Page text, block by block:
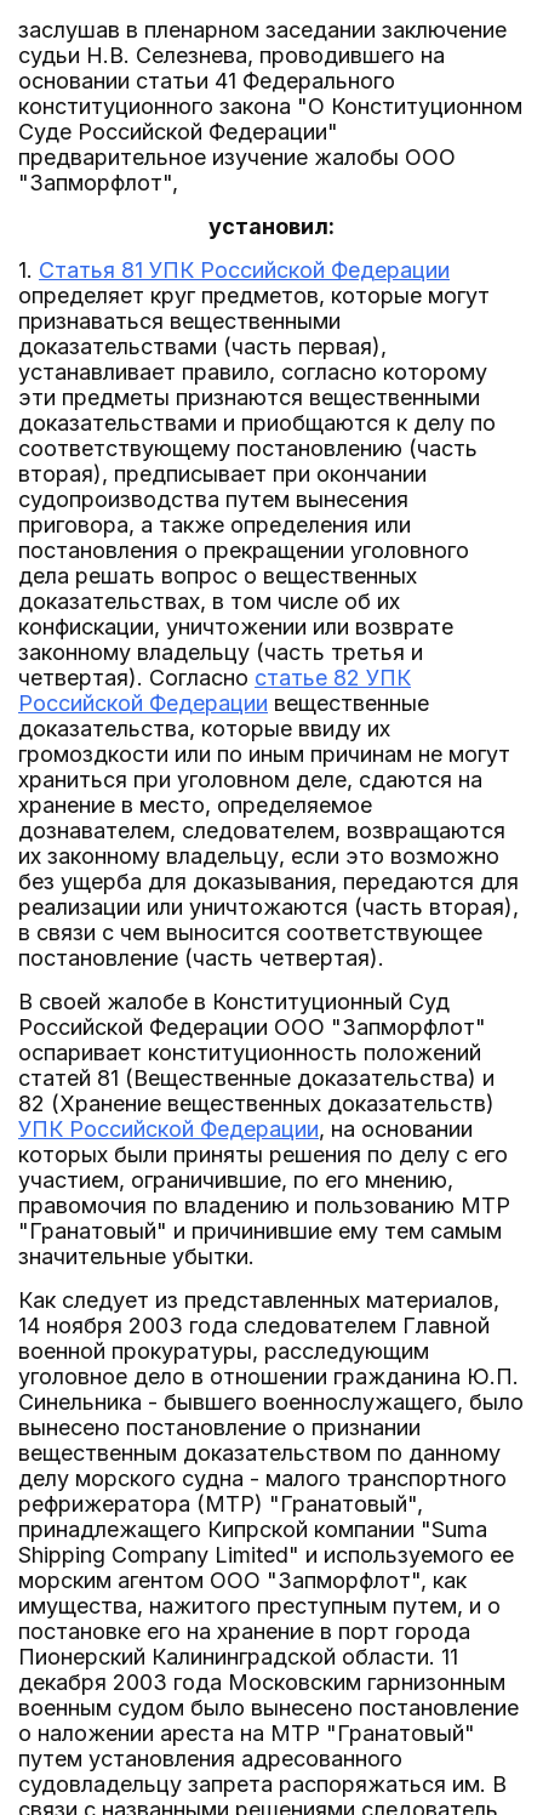
заслушав в пленарном заседании заключение
судьи Н.В. Селезнева, проводившего на
основании статьи 41 Федерального
конституционного закона "О Конституционном
Суде Российской Федерации"
предварительное изучение жалобы ООО
"Запморфлот",
установил:
1. Статья 81 УПК Российской Федерации
определяет круг предметов, которые могут
признаваться вещественными
доказательствами (часть первая),
устанавливает правило, согласно которому
эти предметы признаются вещественными
доказательствами и приобщаются к делу по
соответствующему постановлению (часть
вторая), предписывает при окончании
судопроизводства путем вынесения
приговора, а также определения или
постановления о прекращении уголовного
дела решать вопрос о вещественных
доказательствах, в том числе об их
конфискации, уничтожении или возврате
законному владельцу (часть третья и
четвертая). Согласно статье 82 УПК
Российской Федерации вещественные
доказательства, которые ввиду их
громоздкости или по иным причинам не могут
храниться при уголовном деле, сдаются на
хранение в место, определяемое
дознавателем, следователем, возвращаются
их законному владельцу, если это возможно
без ущерба для доказывания, передаются для
реализации или уничтожаются (часть вторая),
в связи с чем выносится соответствующее
постановление (часть четвертая).
В своей жалобе в Конституционный Суд
Российской Федерации ООО "Запморфлот"
оспаривает конституционность положений
статей 81 (Вещественные доказательства) и
82 (Хранение вещественных доказательств)
УПК Российской Федерации, на основании
которых были приняты решения по делу с его
участием, ограничившие, по его мнению,
правомочия по владению и пользованию МТР
"Гранатовый" и причинившие ему тем самым
значительные убытки.
Как следует из представленных материалов,
14 ноября 2003 года следователем Главной
военной прокуратуры, расследующим
уголовное дело в отношении гражданина Ю.П.
Синельника - бывшего военнослужащего, было
вынесено постановление о признании
вещественным доказательством по данному
делу морского судна - малого транспортного
рефрижератора (МТР) "Гранатовый",
принадлежащего Кипрской компании "Suma
Shipping Company Limited" и используемого ее
морским агентом ООО "Запморфлот", как
имущества, нажитого преступным путем, и о
постановке его на хранение в порт города
Пионерский Калининградской области. 11
декабря 2003 года Московским гарнизонным
военным судом было вынесено постановление
о наложении ареста на МТР "Гранатовый"
путем установления адресованного
судовладельцу запрета распоряжаться им. В
связи с названными решениями следователь